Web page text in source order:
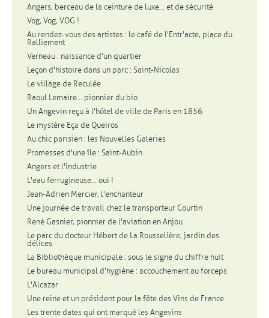
Angers, berceau de la ceinture de luxe... et de sécurité
Vog, Vog, VOG !
Au rendez-vous des artistes : le café de l'Entr'acte, place du
Ralliement
Verneau : naissance d'un quartier
Leçon d'histoire dans un parc : Saint-Nicolas
Le village de Reculée
Raoul Lemaire... pionnier du bio
Un Angevin reçu à l'hôtel de ville de Paris en 1856
Le mystère Eça de Queiros
Au chic parisien : les Nouvelles Galeries
Promesses d'une île : Saint-Aubin
Angers et l'industrie
L'eau ferrugineuse... oui !
Jean-Adrien Mercier, l'enchanteur
Une journée de travail chez le transporteur Courtin
René Gasnier, pionnier de l'aviation en Anjou
Le parc du docteur Hébert de La Rousselière, jardin des
délices
La Bibliothèque municipale : sous le signe du chiffre huit
Le bureau municipal d'hygiène : accouchement au forceps
L'Alcazar
Une reine et un président pour la fête des Vins de France
Les trente dates qui ont marqué les Angevins